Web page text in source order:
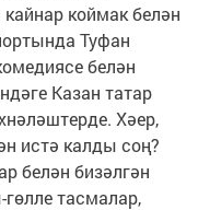
коймак белән
Туфан
белән
Казан татар
Хәер,
истә калды соң?
белән бизәлгән
тасмалар,